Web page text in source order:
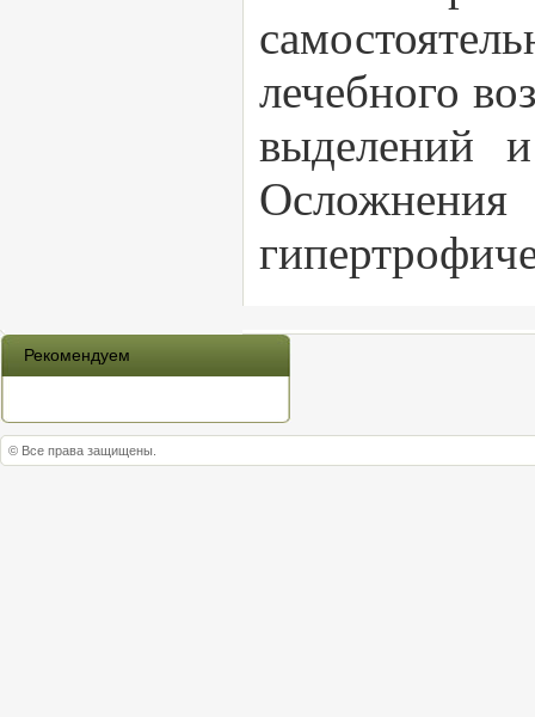
лечебного
выделений
Рекомендуем
© Все права защищены.